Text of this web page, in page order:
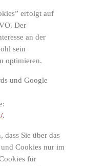
erfolgt auf
Der
an der
sein
optimieren.
und Google
.
dass Sie über das
Cookies nur im
für